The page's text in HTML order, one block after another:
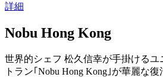
詳細
Nobu Hong Kong
世界的シェフ 松久信幸が手掛けるユ
トラン｢Nobu Hong Kong｣が華麗な